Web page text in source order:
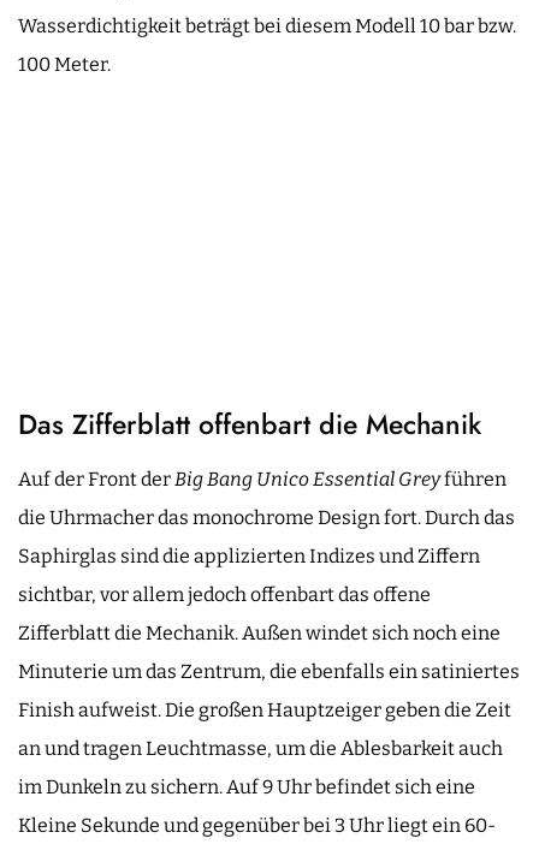
Wasserdichtigkeit beträgt bei diesem Modell 10 bar bzw.
100 Meter.
Das Zifferblatt offenbart die Mechanik
Auf der Front derBig Bang Unico Essential Greyführen
die Uhrmacher das monochrome Design fort. Durch das
Saphirglas sind die applizierten Indizes und Ziffern
sichtbar, vor allem jedoch offenbart das offene
Zifferblatt die Mechanik. Außen windet sich noch eine
Minuterie um das Zentrum, die ebenfalls ein satiniertes
Finish aufweist. Die großen Hauptzeiger geben die Zeit
an und tragen Leuchtmasse, um die Ablesbarkeit auch
im Dunkeln zu sichern. Auf 9 Uhr befindet sich eine
Kleine Sekunde und gegenüber bei 3 Uhr liegt ein 60-